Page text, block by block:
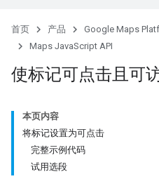
首页 产品 Google Maps
Maps JavaScript API
使标记可点击且可
本页内容
将标记设置为可点击
完整示例代码
试用选段